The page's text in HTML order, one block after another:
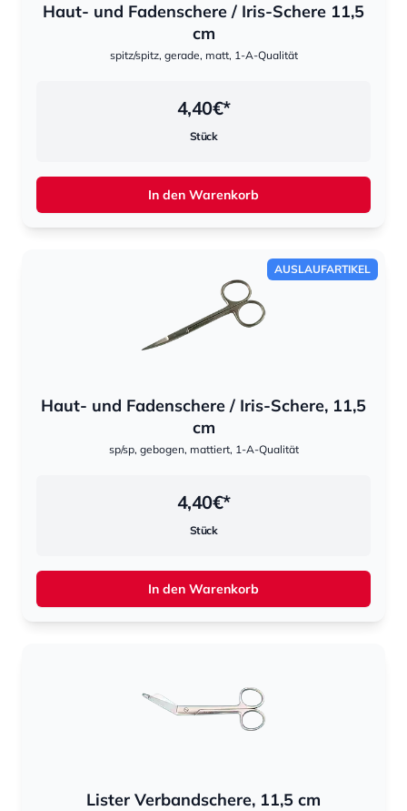
Haut- und Fadenschere / Iris-Schere 11,5
cm
spitz/spitz, gerade, matt, 1-A-Qualität
4,40€*
Stück
In den Warenkorb
AUSLAUFARTIKEL
Haut- und Fadenschere / Iris-Schere, 11,5
cm
sp/sp, gebogen, mattiert, 1-A-Qualität
4,40€*
Stück
In den Warenkorb
Lister Verbandschere, 11,5 cm